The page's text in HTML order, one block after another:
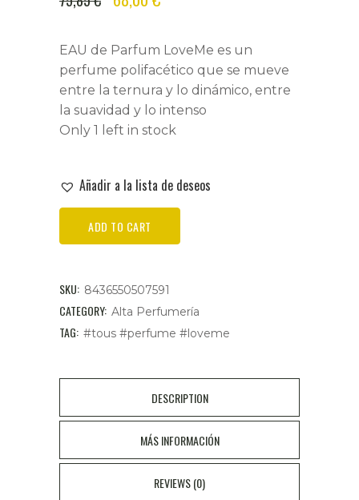
WAS:
75,85 €.
IS:
68,00 €.
EAU de Parfum LoveMe es un
perfume polifacético que se mueve
entre la ternura y lo dinámico, entre
la suavidad y lo intenso
Only 1 left in stock
Añadir a la lista de deseos
EAU
Parfum
LoveMe
50ML
ADD TO CART
SKU: 8436550507591
CATEGORY: Alta Perfumería
TAG: #tous #perfume #loveme
DESCRIPTION
MÁS INFORMACIÓN
REVIEWS (0)